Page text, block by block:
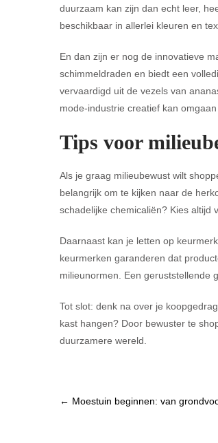
duurzaam kan zijn dan echt leer,
beschikbaar in allerlei kleuren en
En dan zijn er nog de innovatieve
schimmeldraden en biedt een
vervaardigd uit de vezels van
mode-industrie creatief kan
Tips voor
Als je graag milieubewust wilt
belangrijk om te kijken naar de
schadelijke chemicaliën? Kies altijd
Daarnaast kan je letten op
keurmerken garanderen dat
milieunormen. Een geruststellende
Tot slot: denk na over je
kast hangen? Door bewuster te
duurzamere wereld.
Post
← Moestuin beginnen: van